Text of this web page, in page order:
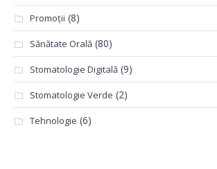
Promoții (8)
Sănătate Orală (80)
Stomatologie Digitală (9)
Stomatologie Verde (2)
Tehnologie (6)